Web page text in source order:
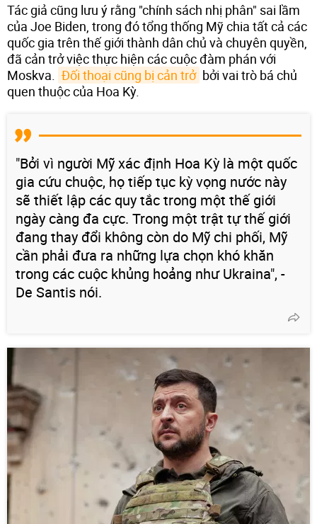
Tác giả cũng lưu ý rằng "chính sách nhị phân" sai lầm
của Joe Biden, trong đó tổng thống Mỹ chia tất cả các
quốc gia trên thế giới thành dân chủ và chuyên quyền,
đã cản trở việc thực hiện các cuộc đàm phán với
Moskva.
Đối thoại cũng bị cản trở bởi vai trò bá chủ
quen thuộc của Hoa Kỳ.
"Bởi vì người Mỹ xác định Hoa Kỳ là một quốc
gia cứu chuộc, họ tiếp tục kỳ vọng nước này
sẽ thiết lập các quy tắc trong một thế giới
ngày càng đa cực. Trong một trật tự thế giới
đang thay đổi không còn do Mỹ chi phối, Mỹ
cần phải đưa ra những lựa chọn khó khăn
trong các cuộc khủng hoảng như Ukraina", -
De Santis nói.